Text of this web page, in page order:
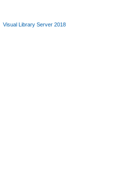
Visual Library Server 2018